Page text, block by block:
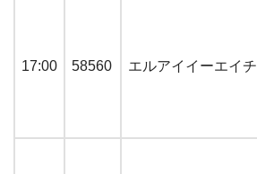
17:00 58560 エルアイイーエイチ